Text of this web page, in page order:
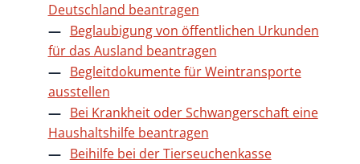
Deutschland beantragen
Beglaubigung von öffentlichen Urkunden
für das Ausland beantragen
Begleitdokumente für Weintransporte
ausstellen
Bei Krankheit oder Schwangerschaft eine
Haushaltshilfe beantragen
Beihilfe bei der Tierseuchenkasse